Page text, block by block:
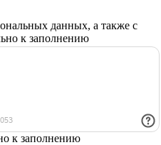
данных, а также с
к заполнению
к заполнению